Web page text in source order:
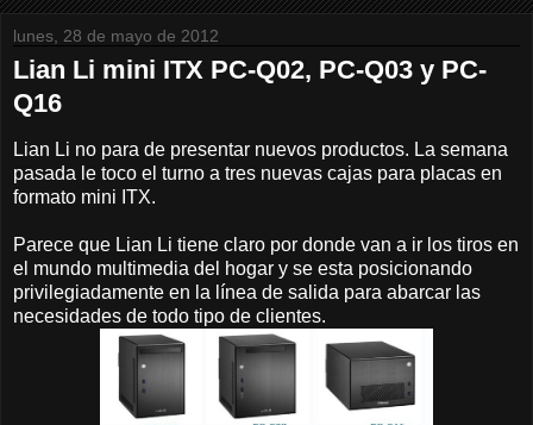
lunes, 28 de mayo de 2012
Lian Li mini ITX PC-Q02, PC-Q03 y PC-
Q16
Lian Li no para de presentar nuevos productos. La semana
pasada le toco el turno a tres nuevas cajas para placas en
formato mini ITX.
Parece que Lian Li tiene claro por donde van a ir los tiros en
el mundo multimedia del hogar y se esta posicionando
privilegiadamente en la línea de salida para abarcar las
necesidades de todo tipo de clientes.